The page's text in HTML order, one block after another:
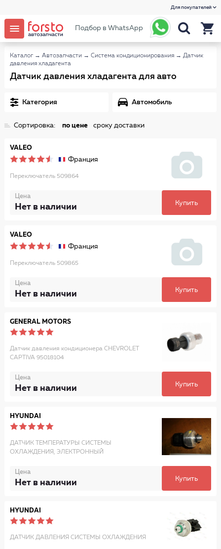
Для покупателей
Подбор в WhatsApp
Каталог → Автозапчасти → Система кондиционирования → Датчик
давления хладагента
Датчик давления хладагента для авто
Категория Автомобиль
Сортировка: по цене сроку доставки
VALEO
Франция
Переключатель 509864
Цена
Нет в наличии Купить
VALEO
Франция
Переключатель 509865
Цена
Нет в наличии Купить
GENERAL MOTORS
Датчик давления кондиционера CHEVROLET
CAPTIVA 95018104
Цена
Нет в наличии Купить
HYUNDAI
ДАТЧИК ТЕМПЕРАТУРЫ СИСТЕМЫ
ОХЛАЖДЕНИЯ, ЭЛЕКТРОННЫЙ
Цена
Нет в наличии Купить
HYUNDAI
ДАТЧИК ДАВЛЕНИЯ СИСТЕМЫ ОХЛАЖДЕНИЯ